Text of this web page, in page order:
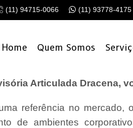
(11) 94715-0066 (11) 93778-4175
Home Quem Somos
Articulada Dracena,
referência no mercado,
de ambientes